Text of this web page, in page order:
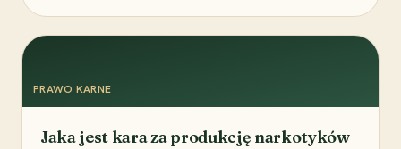
PRAWO KARNE
Jaka jest kara za produkcję narkotyków